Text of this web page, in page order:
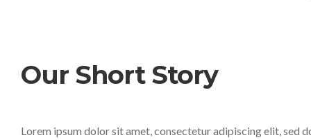
Our Short Story
Lorem ipsum dolor sit amet, consectetur adipiscing elit, sed